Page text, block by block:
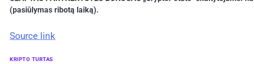
(pasiūlymas ribotą laiką).
Source link
KRIPTO TURTAS